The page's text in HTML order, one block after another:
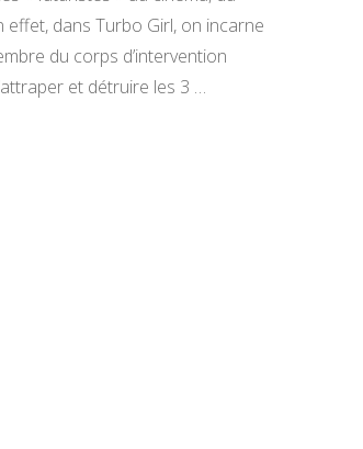
effet, dans Turbo Girl, on incarne
du corps d’intervention
et détruire les 3 …